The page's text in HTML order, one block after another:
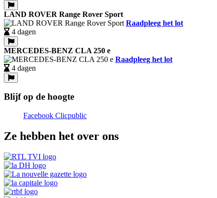
LAND ROVER Range Rover Sport
Raadpleeg het lot
4 dagen
MERCEDES-BENZ CLA 250 e
Raadpleeg het lot
4 dagen
Blijf op de hoogte
Facebook Clicpublic
Ze hebben het over ons